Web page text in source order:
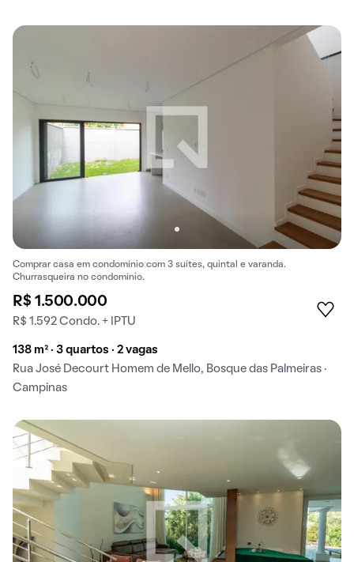
Comprar casa em condomínio com 3 suítes, quintal e varanda.
Churrasqueira no condomínio.
R$ 1.500.000
R$ 1.592 Condo. + IPTU
138 m² · 3 quartos · 2 vagas
Rua José Decourt Homem de Mello, Bosque das Palmeiras ·
Campinas